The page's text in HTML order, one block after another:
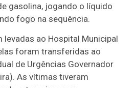
gasolina, jogando o líquido
fogo na sequência.
ao Hospital Municipal
foram transferidas ao
de Urgências Governador
As vítimas tiveram